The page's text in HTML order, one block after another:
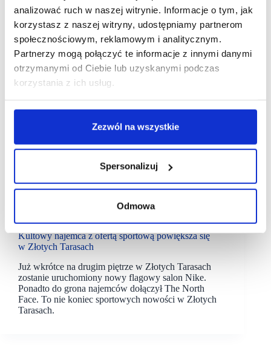
analizować ruch w naszej witrynie. Informacje o tym, jak
korzystasz z naszej witryny, udostępniamy partnerom
społecznościowym, reklamowym i analitycznym.
Partnerzy mogą połączyć te informacje z innymi danymi
otrzymanymi od Ciebie lub uzyskanymi podczas
korzystania z ich usług.
Zezwól na wszystkie
Spersonalizuj
Odmowa
C&W Złote Tarasy
Kultowy najemca z ofertą sportową powiększa się
w Złotych Tarasach
Już wkrótce na drugim piętrze w Złotych Tarasach
zostanie uruchomiony nowy flagowy salon Nike.
Ponadto do grona najemców dołączył The North
Face. To nie koniec sportowych nowości w Złotych
Tarasach.